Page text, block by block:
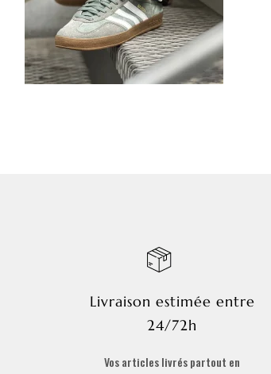
Livraison estimée entre
24/72h
Vos articles livrés partout en